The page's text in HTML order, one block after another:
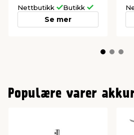
Nettbutikk Butikk
Se mer
Populære varer